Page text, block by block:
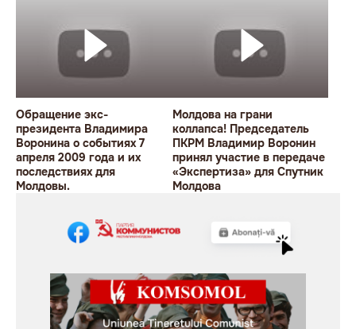
Обращение экс-
президента Владимира
Воронина о событиях 7
апреля 2009 года и их
последствиях для
Молдовы.
Молдова на грани
коллапса! Председатель
ПКРМ Владимир Воронин
принял участие в передаче
«Экспертиза» для Спутник
Молдова